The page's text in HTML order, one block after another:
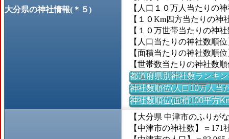
大分県の神社情報(＊５)
【人口１０万人当たりの
【１０Km四方当たりの神
【１０万世帯当たりの神
【人口当たりの神社数順
【面積当たりの神社数順
【世帯数当たりの神社数
都道府県別神社数ランキ
神社数順位(人口10万人当
神社数順位(面積100平方
【大分県 中津市のふりが
【中津市の神社数】＝171